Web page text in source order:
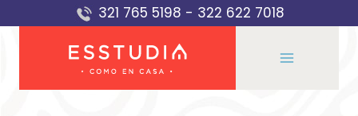
al
321 765 5198 - 322 622 7018